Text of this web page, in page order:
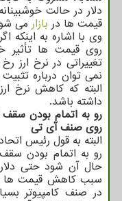
دلار در حالت
قیمت ها در بازار می
وی با اشاره به اینکه
روی قیمت ها تأثیر
تغییراتی در نرخ ارز
نمی توان درباره
البته که کاهش نرخ
داشته باشد.
رو به اتمام بودن
روی صنف آی تی
البته به قول رئیس
رو به اتمام بودن
سبب کاهش قیمت ها
در صنف کامپیوتر